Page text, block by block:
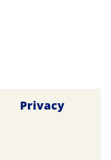
Privacy